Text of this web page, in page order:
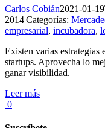
Carlos Cobián2021-01-
2014|Categorías:
empresarial, incubadora,
Existen varias estrategias
startups. Aprovecha lo
ganar visibilidad.
Leer más
0